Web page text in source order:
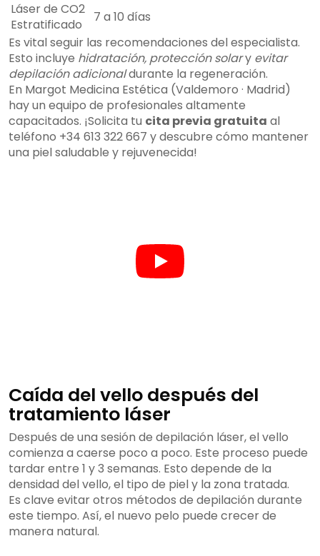
Láser de CO2
Estratificado
7 a 10 días
Es vital seguir las recomendaciones del especialista.
Esto incluye hidratación, protección solary evitar
depilación adicionaldurante la regeneración.
En Margot Medicina Estética (Valdemoro · Madrid)
hay un equipo de profesionales altamente
capacitados. ¡Solicita tu cita previa gratuita al
teléfono +34 613 322 667 y descubre cómo mantener
una piel saludable y rejuvenecida!
Caída del vello después del
tratamiento láser
Después de una sesión de depilación láser, el vello
comienza a caerse poco a poco. Este proceso puede
tardar entre 1 y 3 semanas. Esto depende de la
densidad del vello, el tipo de piel y la zona tratada.
Es clave evitar otros métodos de depilación durante
este tiempo. Así, el nuevo pelo puede crecer de
manera natural.